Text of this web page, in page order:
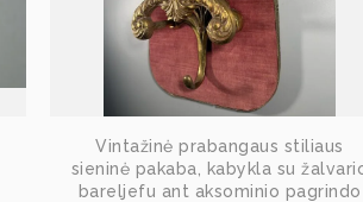
Vintažinė prabangaus stiliaus
sieninė pakaba, kabykla su
bareljefu ant aksominio pagrindo